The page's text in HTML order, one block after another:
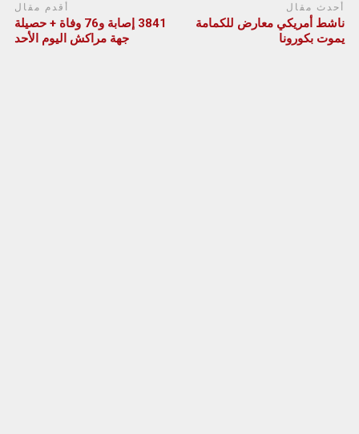
أحدث مقال
ناشط أمريكي معارض للكمامة
يموت بكورونا
أقدم مقال
3841 إصابة و76 وفاة + حصيلة
جهة مراكش اليوم الأحد